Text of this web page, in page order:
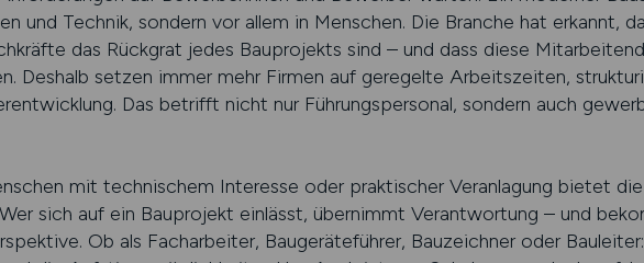
und Technik, sondern vor allem in Menschen. Die Branche hat erkannt,
das Rückgrat jedes Bauprojekts sind – und dass diese
Deshalb setzen immer mehr Firmen auf geregelte Arbeitszeiten,
Das betrifft nicht nur Führungspersonal, sondern auch
mit technischem Interesse oder praktischer Veranlagung bietet
sich auf ein Bauprojekt einlässt, übernimmt Verantwortung – und
Ob als Facharbeiter, Baugeräteführer, Bauzeichner oder